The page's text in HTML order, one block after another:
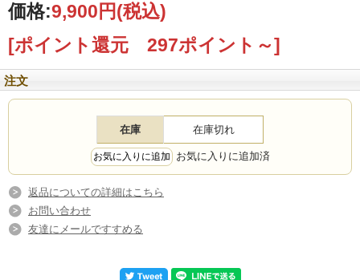
価格:9,900円(税込)
[ポイント還元 297ポイント～]
注文
在庫 在庫切れ
お気に入りに追加済
返品についての詳細はこちら
お問い合わせ
友達にメールですすめる